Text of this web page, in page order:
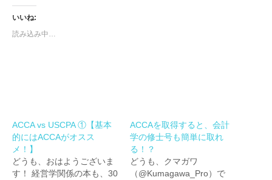
いいね:
読み込み中…
ACCA vs USCPA ①【基本
的にはACCAがオスス
メ！】
どうも、おはようございま
す！ 経営学関係の本も、30
ACCAを取得すると、会計
学の修士号も簡単に取れ
る！？
どうも、クマガワ
（@Kumagawa_Pro）で